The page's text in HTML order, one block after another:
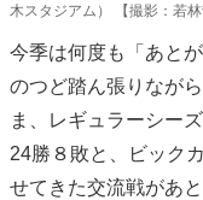
木スタジアム） 【撮影：若林
今季は何度も「あと
のつど踏ん張りなが
ま、レギュラーシー
24勝８敗と、ビック
せてきた交流戦があ